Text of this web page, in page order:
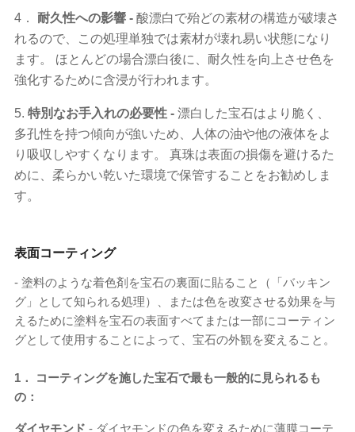
4． 耐久性への影響 - 酸漂白で殆どの素材の構造が破壊さ
れるので、この処理単独では素材が壊れ易い状態になり
ます。 ほとんどの場合漂白後に、耐久性を向上させ色を
強化するために含浸が行われます。
5. 特別なお手入れの必要性 - 漂白した宝石はより脆く、
多孔性を持つ傾向が強いため、人体の油や他の液体をよ
り吸収しやすくなります。 真珠は表面の損傷を避けるた
めに、柔らかい乾いた環境で保管することをお勧めしま
す。
表面コーティング
- 塗料のような着色剤を宝石の裏面に貼ること（「バッキン
グ」として知られる処理）、または色を改変させる効果を与
えるために塗料を宝石の表面すべてまたは一部にコーティン
グとして使用することによって、宝石の外観を変えること。
1． コーティングを施した宝石で最も一般的に見られるも
の：
ダイヤモンド - ダイヤモンドの色を変えるために薄膜コーテ